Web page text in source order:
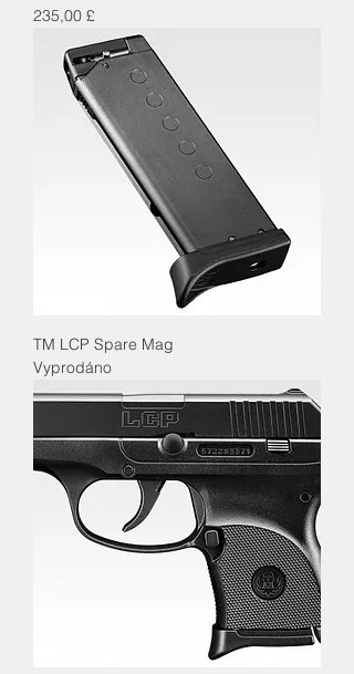
Cena
235,00 £
TM LCP Spare Mag
Vyprodáno